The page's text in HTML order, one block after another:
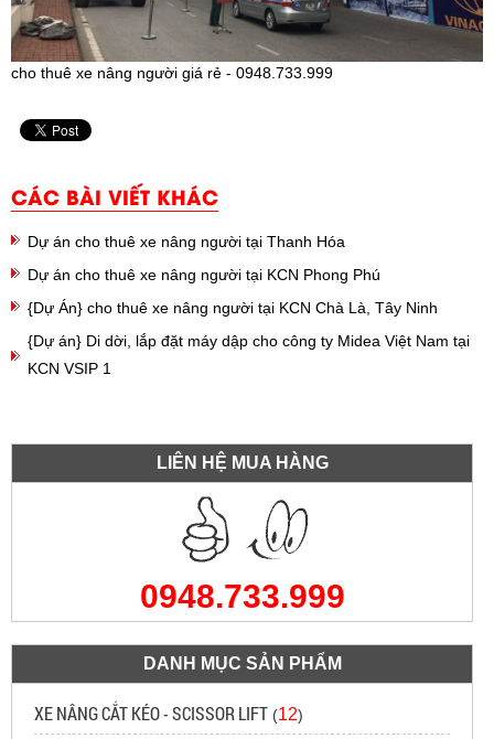
cho thuê xe nâng người giá rẻ - 0948.733.999
CÁC BÀI VIẾT KHÁC
Dự án cho thuê xe nâng người tại Thanh Hóa
Dự án cho thuê xe nâng người tại KCN Phong Phú
{Dự Án} cho thuê xe nâng người tại KCN Chà Là, Tây Ninh
{Dự án} Di dời, lắp đặt máy dập cho công ty Midea Việt Nam tại
KCN VSIP 1
LIÊN HỆ MUA HÀNG
0948.733.999
DANH MỤC SẢN PHẨM
XE NÂNG CẮT KÉO - SCISSOR LIFT (12)